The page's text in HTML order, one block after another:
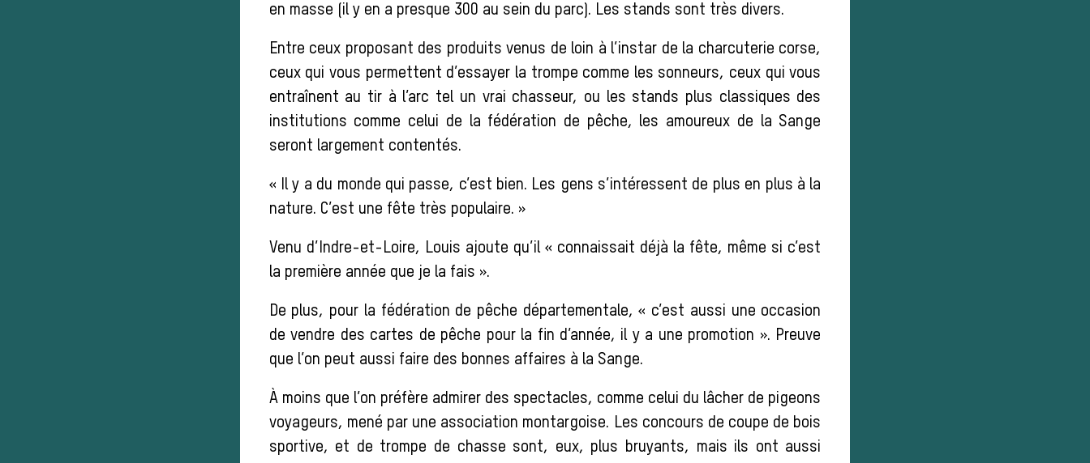
en masse (il y en a presque 300 au sein du parc). Les stands sont très divers.
Entre ceux proposant des produits venus de loin à l’instar de la charcuterie corse,
ceux qui vous permettent d’essayer la trompe comme les sonneurs, ceux qui vous
entraînent au tir à l’arc tel un vrai chasseur, ou les stands plus classiques des
institutions comme celui de la fédération de pêche, les amoureux de la Sange
seront largement contentés.
« Il y a du monde qui passe, c’est bien. Les gens s’intéressent de plus en plus à la
nature. C’est une fête très populaire. »
Venu d’Indre-et-Loire, Louis ajoute qu’il « connaissait déjà la fête, même si c’est
la première année que je la fais ».
De plus, pour la fédération de pêche départementale, « c’est aussi une occasion
de vendre des cartes de pêche pour la fin d’année, il y a une promotion ». Preuve
que l’on peut aussi faire des bonnes affaires à la Sange.
À moins que l’on préfère admirer des spectacles, comme celui du lâcher de pigeons
voyageurs, mené par une association montargoise. Les concours de coupe de bois
sportive, et de trompe de chasse sont, eux, plus bruyants, mais ils ont aussi